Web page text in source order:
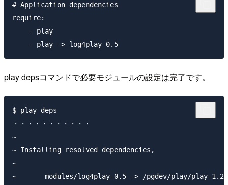
# Application dependencies
require:
    - play
play depsコマンドで必要モジュールの設定は完了です。
$ play deps
・・・・・・・・・・・
~
~ Installing resolved dependencies,
~
~ 	modules/log4play-0.5 -> /pgdev/play/play-1.2.3/modules/log4play-0.5